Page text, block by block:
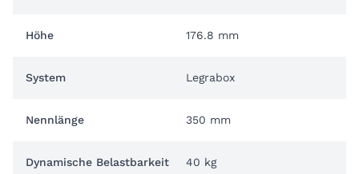
Höhe 176.8 mm
System Legrabox
Nennlänge 350 mm
Dynamische Belastbarkeit
40 kg